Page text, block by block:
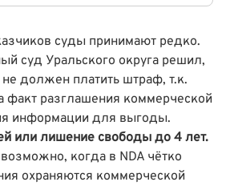
суды принимают редко.
суд Уральского округа решил,
должен платить штраф, т.к.
факт разглашения коммерческой
информации для выгоды.
или лишение свободы до 4 лет.
когда в NDA чётко
охраняются коммерческой